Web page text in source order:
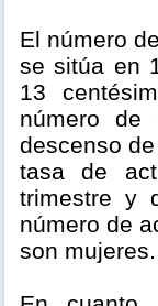
El número
se sitúa en
13
número de
descenso
tasa de
trimestre y
número de
son mujeres.